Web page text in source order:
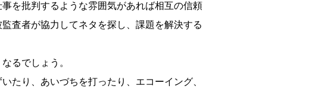
を批判するような雰囲気があれば相互の信頼
査者が協力してネタを探し、課題を解決する
るでしょう。
たり、あいづちを打ったり、エコーイング、